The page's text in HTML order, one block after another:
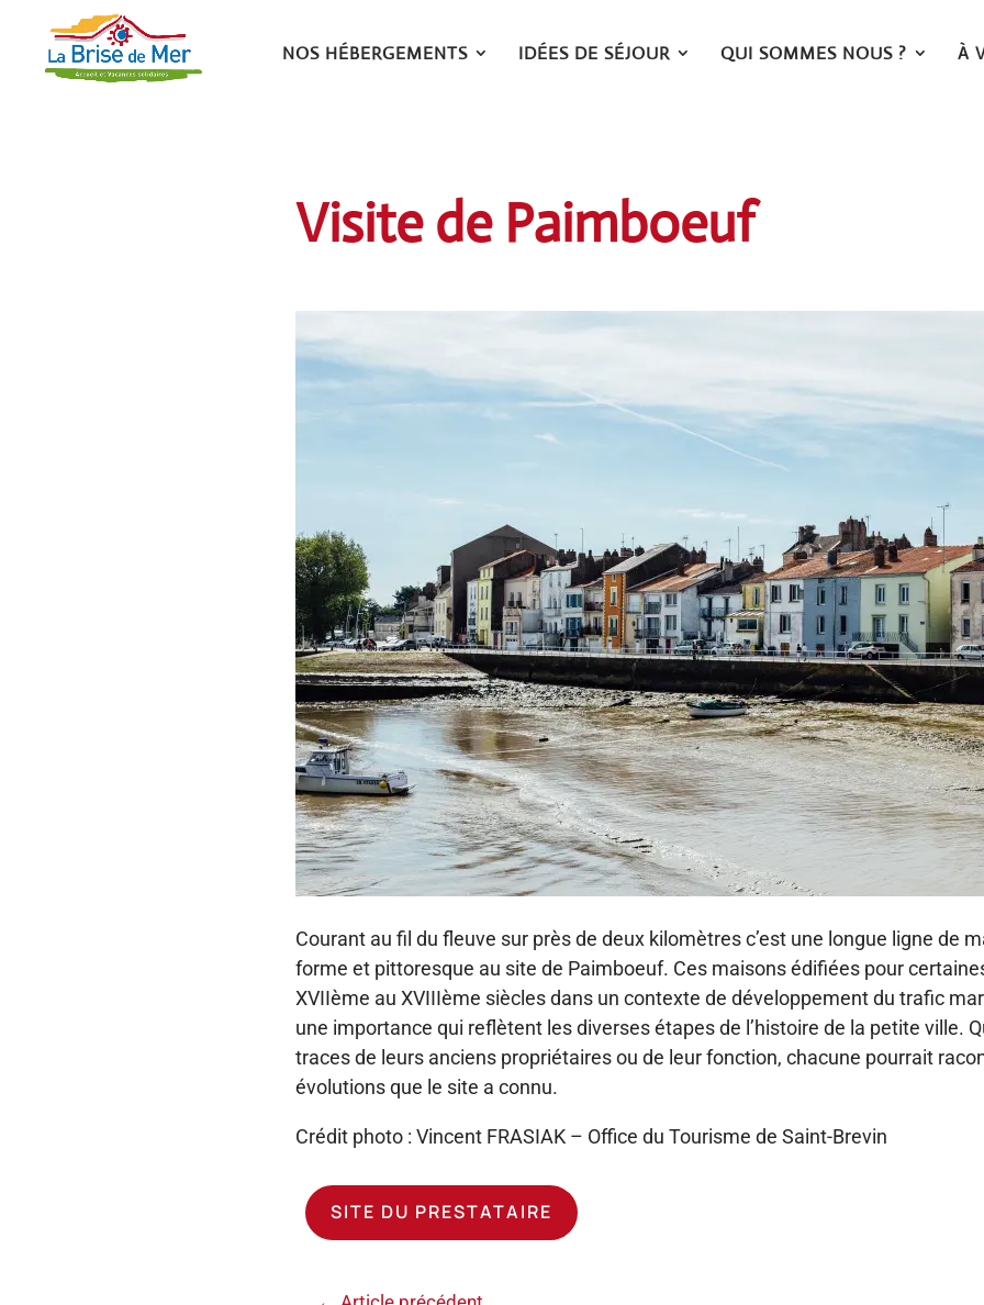
NOS HÉBERGEMENTS IDÉES DE SÉJOUR QUI SOMMES NOUS ? À
Visite de Paimboeuf
Courant au fil du fleuve sur près de deux kilomètres c’est une longue ligne de
forme et pittoresque au site de Paimboeuf. Ces maisons édifiées pour
XVIIème au XVIIIème siècles dans un contexte de développement du trafic
une importance qui reflètent les diverses étapes de l’histoire de la petite ville.
traces de leurs anciens propriétaires ou de leur fonction, chacune pourrait
évolutions que le site a connu.
Crédit photo : Vincent FRASIAK – Office du Tourisme de Saint-Brevin
SITE DU PRESTATAIRE